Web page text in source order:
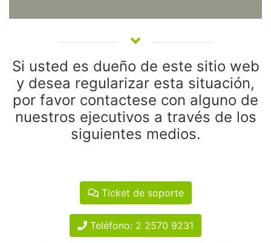
Si usted es dueño de este sitio web
y desea regularizar esta situación,
por favor contactese con alguno de
nuestros ejecutivos a través de los
siguientes medios.
Ticket de soporte
Teléfono: 2 2570 9231